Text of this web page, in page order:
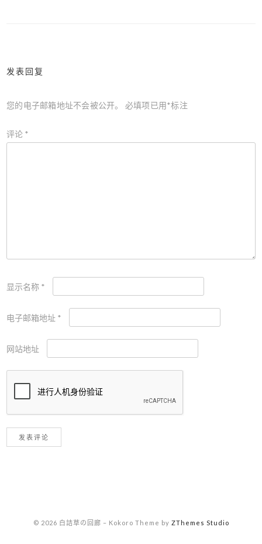
发表回复
您的电子邮箱地址不会被公开。 必填项已用*标注
评论 *
显示名称 *
电子邮箱地址 *
网站地址
© 2026 白詰草の回廊 – Kokoro Theme by ZThemes Studio